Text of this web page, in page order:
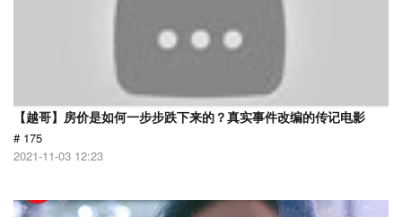
【越哥】房价是如何一步步跌下来的？真实事件改编的传记电影
# 175
2021-11-03 12:23